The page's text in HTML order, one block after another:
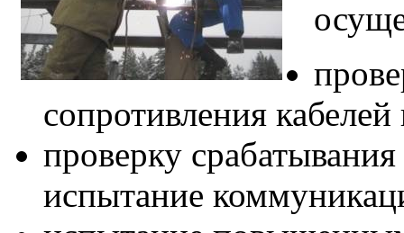
сопротивления
проверку
испытание